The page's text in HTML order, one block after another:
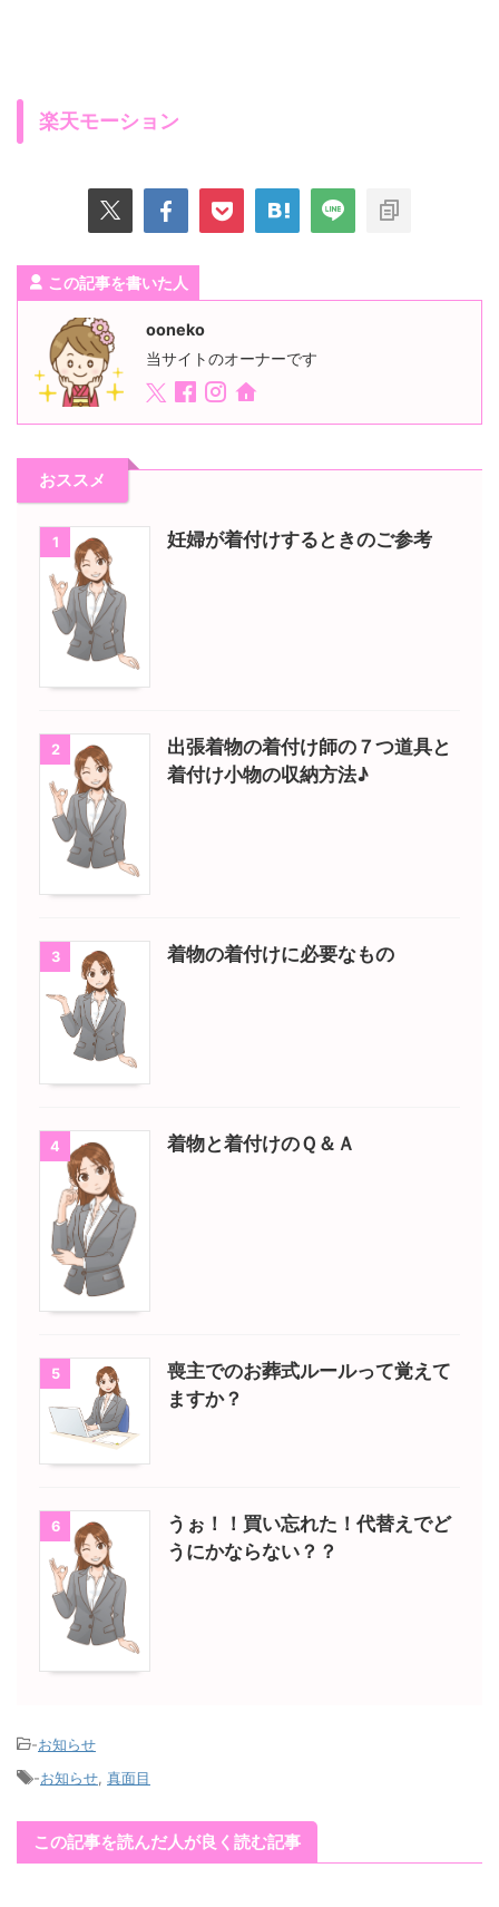
楽天モーション
この記事を書いた人
ooneko
当サイトのオーナーです
おススメ
1 妊婦が着付けするときのご参考
2
出張着物の着付け師の７つ道具と
着付け小物の収納方法♪
3 着物の着付けに必要なもの
4 着物と着付けのＱ＆Ａ
5
喪主でのお葬式ルールって覚えて
ますか？
6
うぉ！！買い忘れた！代替えでど
うにかならない？？
-お知らせ
-お知らせ 真面目
この記事を読んだ人が良く読む記事